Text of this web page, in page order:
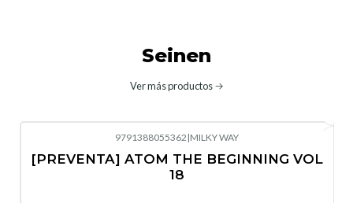
Seinen
Ver más productos
9791388055362 |MILKY WAY
[PREVENTA] ATOM THE BEGINNING VOL
18